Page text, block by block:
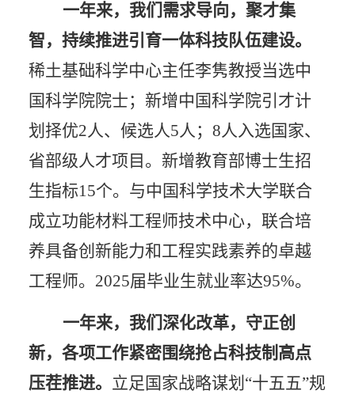
一年来，我们需求导向，聚才集
智，持续推进引育一体科技队伍建设。
稀土基础科学中心主任李隽教授当选中
国科学院院士；新增中国科学院引才计
划择优2人、候选人5人；8人入选国家、
省部级人才项目。新增教育部博士生招
生指标15个。与中国科学技术大学联合
成立功能材料工程师技术中心，联合培
养具备创新能力和工程实践素养的卓越
工程师。2025届毕业生就业率达95%。
一年来，我们深化改革，守正创
新，各项工作紧密围绕抢占科技制高点
压茬推进。 立足国家战略谋划 “十五五”规